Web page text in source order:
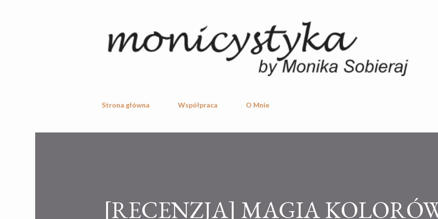
Strona główna Współpraca O Mnie
[RECENZJA] MAGIA